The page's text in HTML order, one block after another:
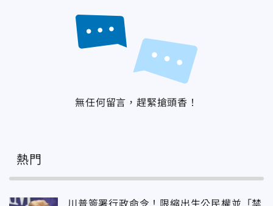
無任何留言，趕緊搶頭香！
熱門
川普簽署行政命令！限縮出生公民權並「禁